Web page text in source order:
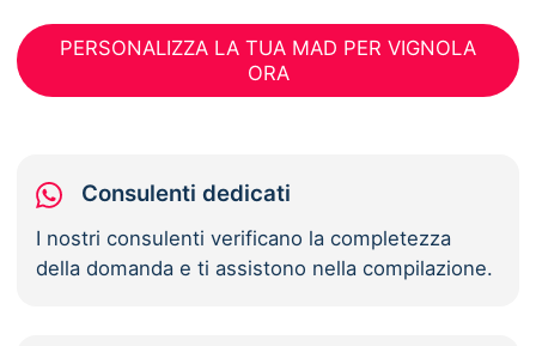
PERSONALIZZA LA TUA MAD PER VIGNOLA
ORA
Consulenti dedicati
I nostri consulenti verificano la completezza
della domanda e ti assistono nella compilazione.